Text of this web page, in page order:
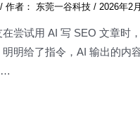
/ 作者： 东莞一谷科技/ 2026年2
在尝试用 AI 写 SEO 文章时
明明给了指令，AI 输出的内